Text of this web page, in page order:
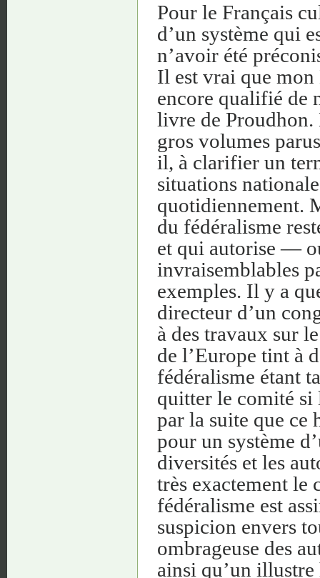
Pour le Français
d’un système qui
n’avoir été
Il est vrai que
encore qualifié de
livre de Proudhon.
gros volumes
il, à clarifier un
situations
quotidiennement.
du fédéralisme
et qui autorise —
invraisemblables
exemples. Il y a
directeur d’un
à des travaux sur
de l’Europe tint à
fédéralisme étant
quitter le comité si
par la suite que ce
pour un système
diversités et les
très exactement le
fédéralisme est
suspicion envers
ombrageuse des
ainsi qu’un